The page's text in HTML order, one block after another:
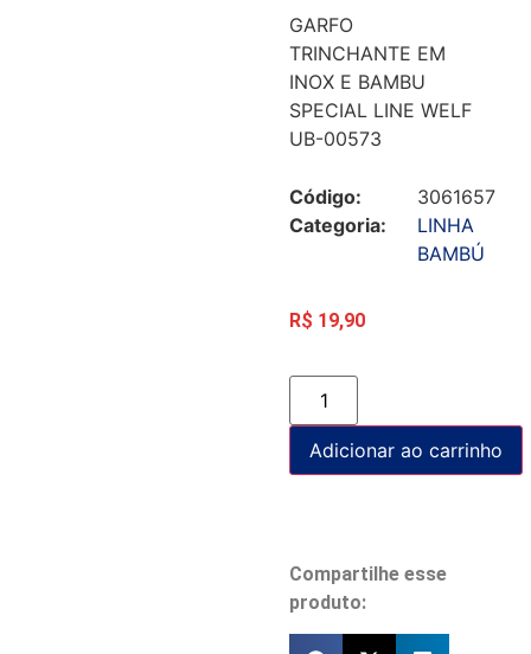
GARFO
TRINCHANTE EM
INOX E BAMBU
SPECIAL LINE WELF
UB-00573
Código:
3061657
Categoria:
LINHA
BAMBÚ
R$ 19,90
Adicionar ao carrinho
Compartilhe esse
produto: